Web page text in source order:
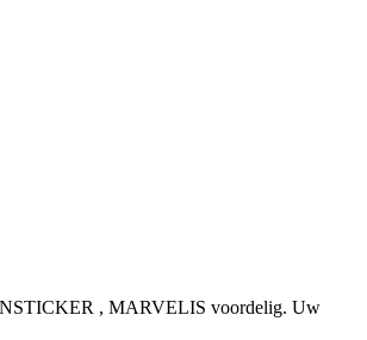
, MARVELIS voordelig. Uw